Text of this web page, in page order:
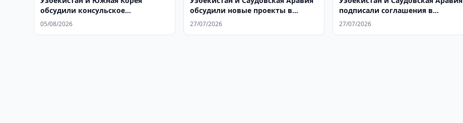
обсудили консульское
сотрудничество
05/08/2026
обсудили новые проекты в
медицине
27/07/2026
подписали соглашения в
медицине
27/07/2026